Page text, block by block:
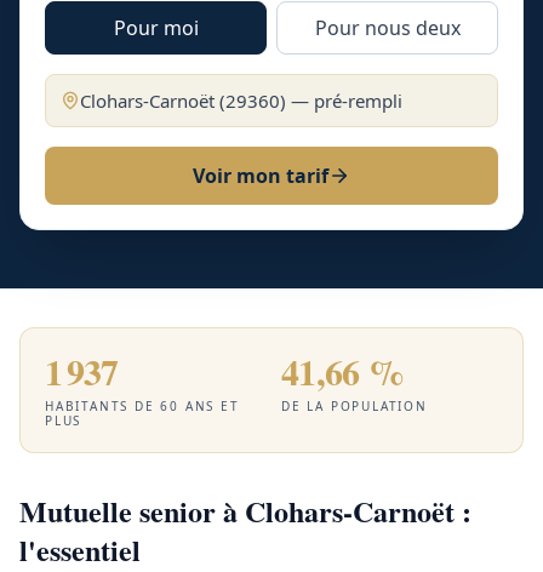
Pour moi Pour nous deux
Clohars-Carnoët (29360) — pré-rempli
Voir mon tarif
1 937
HABITANTS DE 60 ANS ET
PLUS
41,66 %
DE LA POPULATION
Mutuelle senior à Clohars-Carnoët :
l'essentiel